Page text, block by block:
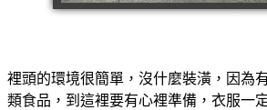
裡頭的環境很簡單，沒什麼裝潢，因為
類食品，到這裡要有心裡準備，衣服一